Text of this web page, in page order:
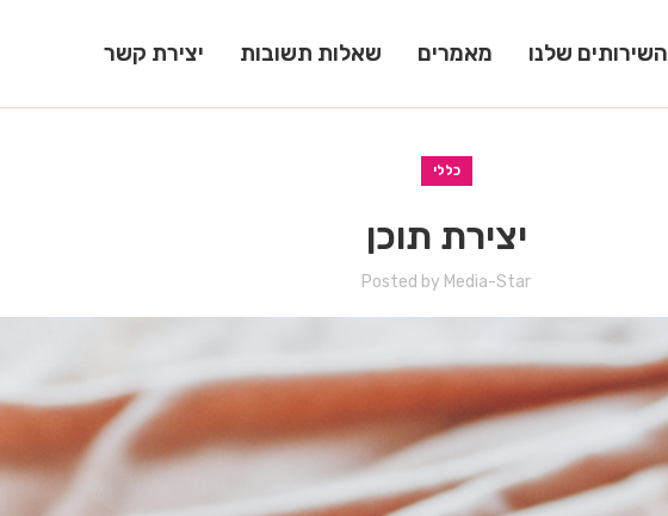
השירותים שלנו מאמרים שאלות תשובות יצירת קשר
כללי
יצירת תוכן
Posted by Media-Star